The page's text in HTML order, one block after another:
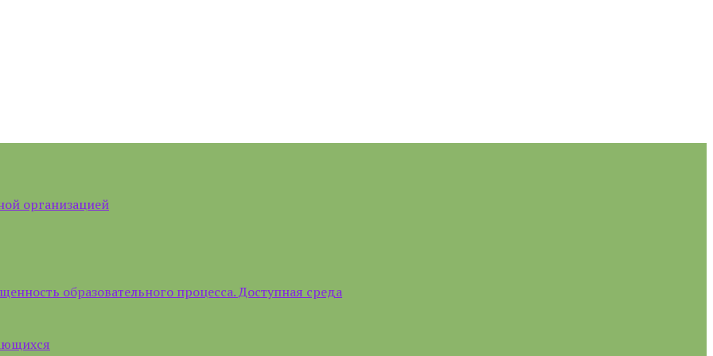
организацией
образовательного процесса. Доступная среда